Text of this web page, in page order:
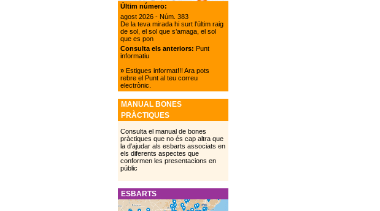
Últim número:
agost 2026 - Núm. 383
De la teva mirada hi surt l'últim raig
de sol, el sol que s’amaga, el sol
que es pon
Consulta els anteriors: Punt
informatiu
»Estigues informat!!! Ara pots
rebre el Punt al teu correu
electrònic.
MANUAL BONES
PRÀCTIQUES
Consulta el manual de bones
pràctiques que no és cap altra que
la d’ajudar als esbarts associats en
els diferents aspectes que
conformen les presentacions en
públic
ESBARTS